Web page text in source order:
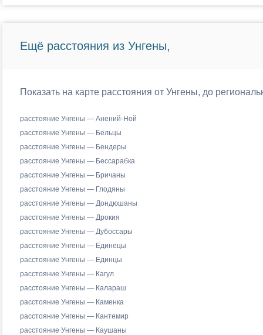
Ещё расстояния из Унгены,
Показать на карте расстояния от Унгены, до
расстояние Унгены — Анений-Ной
расстояние Унгены — Бельцы
расстояние Унгены — Бендеры
расстояние Унгены — Бессарабка
расстояние Унгены — Бричаны
расстояние Унгены — Глодяны
расстояние Унгены — Дондюшаны
расстояние Унгены — Дрокия
расстояние Унгены — Дубоссары
расстояние Унгены — Единецы
расстояние Унгены — Единцы
расстояние Унгены — Кагул
расстояние Унгены — Калараш
расстояние Унгены — Каменка
расстояние Унгены — Кантемир
расстояние Унгены — Каушаны